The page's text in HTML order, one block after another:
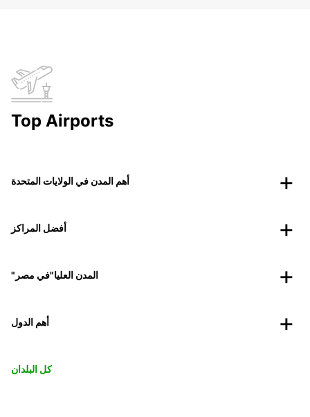
Top Airports
أهم المدن في الولايات المتحدة
أفضل المراكز
"المدن العليا"في مصر
أهم الدول
كل البلدان